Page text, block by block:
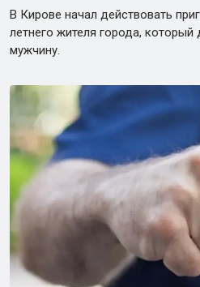
В Кирове начал действовать
летнего жителя города,
мужчину.